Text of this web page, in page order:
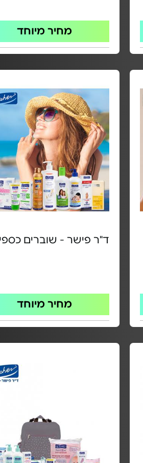
מחיר מיוחד
ד"ר פישר - שוברים
מחיר מיוחד